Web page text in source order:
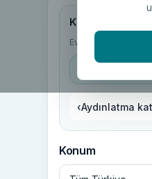
Kategoriler
Ev & Yaşam
‹Aydınlatma
Konum